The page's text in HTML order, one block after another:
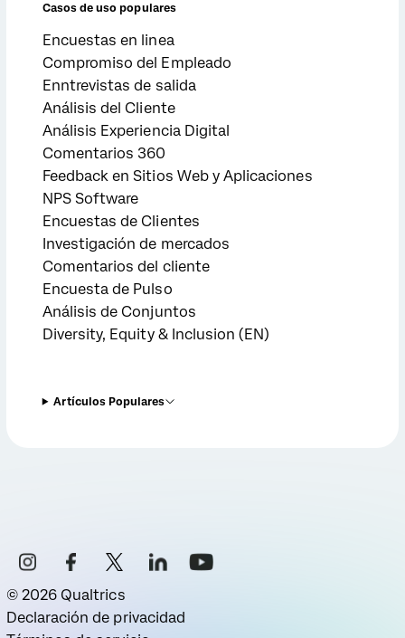
Casos de uso populares
Encuestas en linea
Compromiso del Empleado
Enntrevistas de salida
Análisis del Cliente
Análisis Experiencia Digital
Comentarios 360
Feedback en Sitios Web y Aplicaciones
NPS Software
Encuestas de Clientes
Investigación de mercados
Comentarios del cliente
Encuesta de Pulso
Análisis de Conjuntos
Diversity, Equity & Inclusion (EN)
Artículos Populares
© 2026 Qualtrics
Declaración de privacidad